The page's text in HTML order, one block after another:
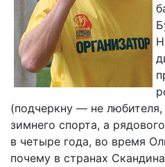
(подчеркну — не
зимнего спорта, а
в четыре года, во время
почему в странах